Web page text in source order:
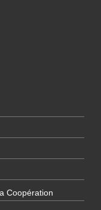
Coopération